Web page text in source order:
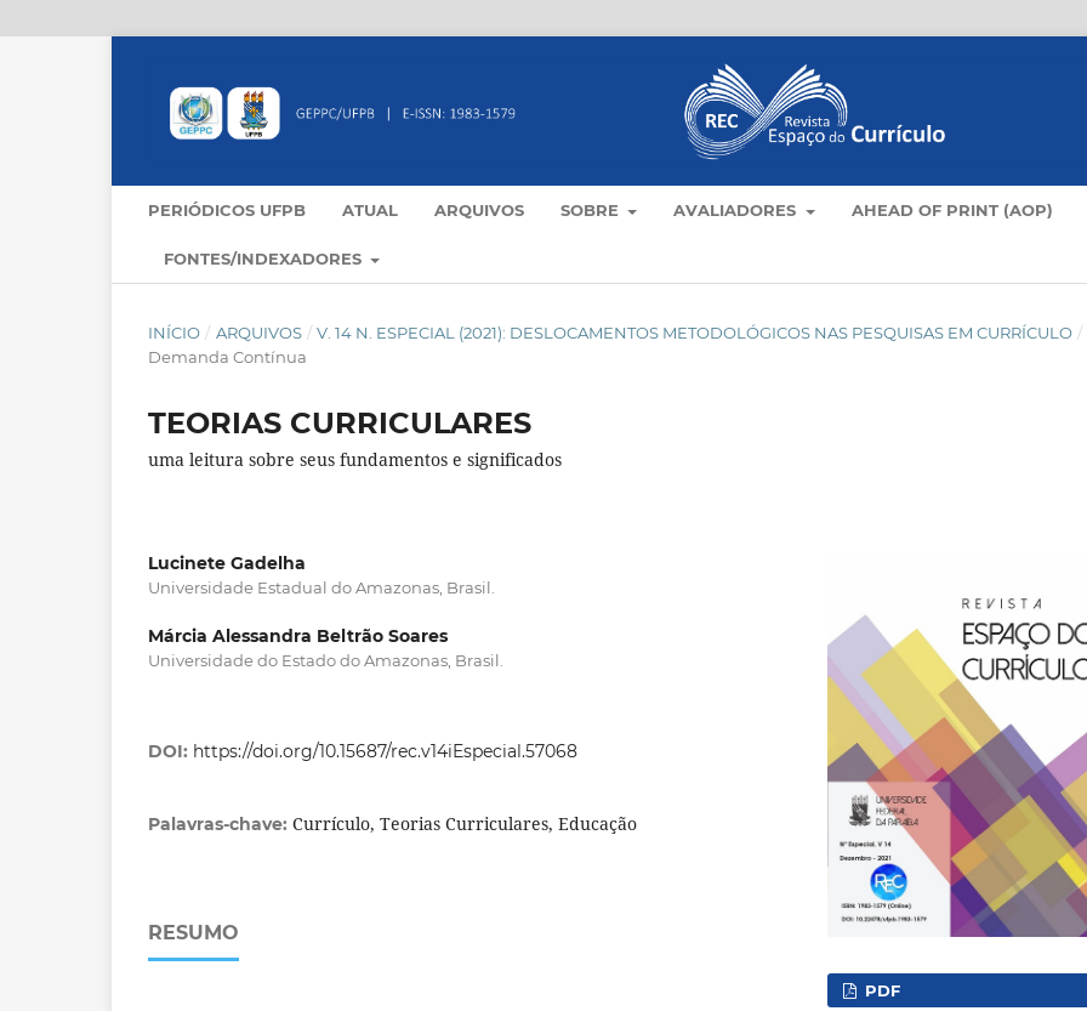
PERIÓDICOS UFPB ATUAL ARQUIVOS SOBRE AVALIADORES AHEAD OF PRINT (AOP)
FONTES/INDEXADORES
INÍCIO / ARQUIVOS / V. 14 N. ESPECIAL (2021): DESLOCAMENTOS METODOLÓGICOS NAS PESQUISAS EM CURRÍCULO /
Demanda Contínua
TEORIAS CURRICULARES
uma leitura sobre seus fundamentos e significados
Lucinete Gadelha
Universidade Estadual do Amazonas, Brasil.
Márcia Alessandra Beltrão Soares
Universidade do Estado do Amazonas, Brasil.
DOI: https://doi.org/10.15687/rec.v14iEspecial.57068
Palavras-chave: Currículo, Teorias Curriculares, Educação
RESUMO
PDF